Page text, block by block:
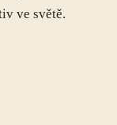
ve světě.